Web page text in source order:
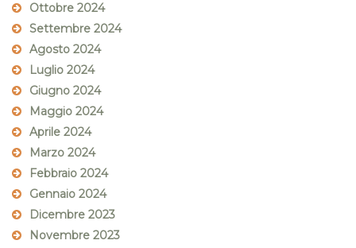
Ottobre 2024
Settembre 2024
Agosto 2024
Luglio 2024
Giugno 2024
Maggio 2024
Aprile 2024
Marzo 2024
Febbraio 2024
Gennaio 2024
Dicembre 2023
Novembre 2023